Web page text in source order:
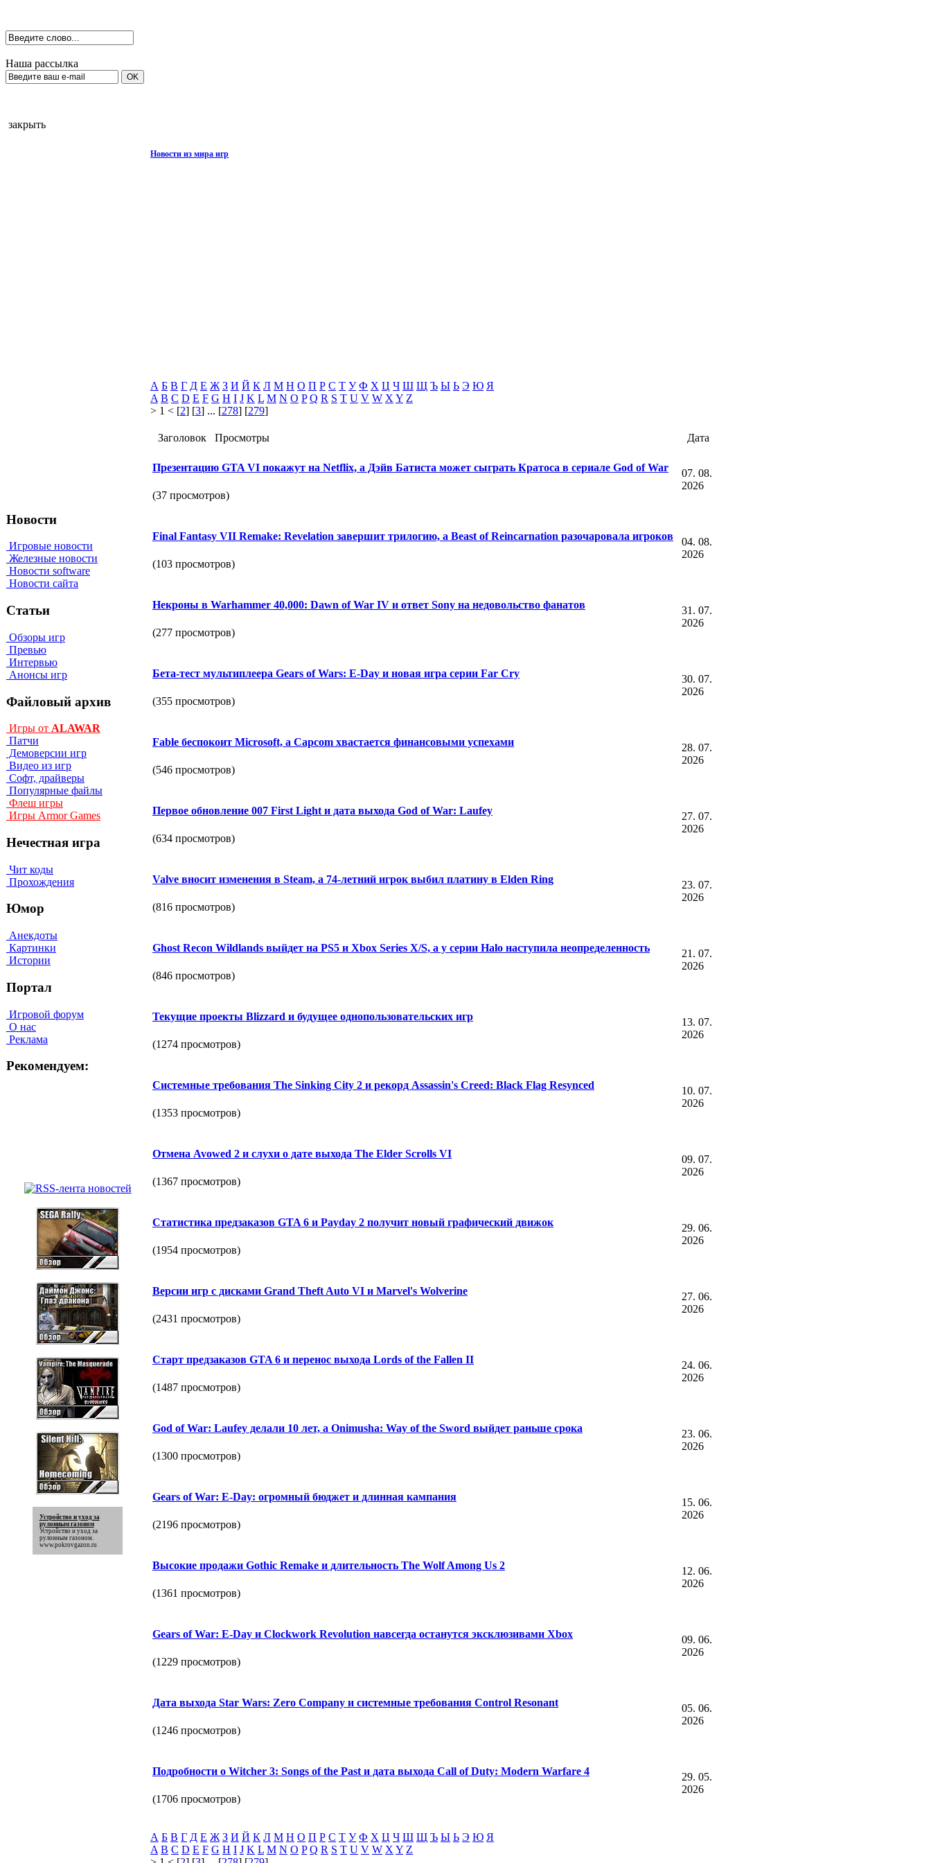
Наша рассылка
закрыть
Новости
Игровые новости
Железные новости
Новости software
Новости сайта
Статьи
Обзоры игр
Превью
Интервью
Анонсы игр
Файловый архив
Игры от ALAWAR
Патчи
Демоверсии игр
Видео из игр
Софт, драйверы
Популярные файлы
Флеш игры
Игры Armor Games
Нечестная игра
Чит коды
Прохождения
Юмор
Анекдоты
Картинки
Истории
Портал
Игровой форум
О нас
Реклама
Рекомендуем:
Устройство и уход за
рулонным газоном
Устройство и уход за
рулонным газоном.
www.pokrovgazon.ru
Новости из мира игр
А Б В Г Д Е Ж З И Й К Л М Н О П Р С Т У Ф Х Ц Ч Ш Щ Ъ Ы Ь Э Ю Я
A B C D E F G H I J K L M N O P Q R S T U V W X Y Z
> 1 < [2] [3] ... [278] [279]
Заголовок Просмотры Дата
Презентацию GTA VI покажут на Netflix, а Дэйв Батиста может сыграть Кратоса в сериале God of War
(37 просмотров)
07. 08.
2026
Final Fantasy VII Remake: Revelation завершит трилогию, а Beast of Reincarnation разочаровала игроков
(103 просмотров)
04. 08.
2026
Некроны в Warhammer 40,000: Dawn of War IV и ответ Sony на недовольство фанатов
(277 просмотров)
31. 07.
2026
Бета-тест мультиплеера Gears of Wars: E-Day и новая игра серии Far Cry
(355 просмотров)
30. 07.
2026
Fable беспокоит Microsoft, а Capcom хвастается финансовыми успехами
(546 просмотров)
28. 07.
2026
Первое обновление 007 First Light и дата выхода God of War: Laufey
(634 просмотров)
27. 07.
2026
Valve вносит изменения в Steam, а 74-летний игрок выбил платину в Elden Ring
(816 просмотров)
23. 07.
2026
Ghost Recon Wildlands выйдет на PS5 и Xbox Series X/S, а у серии Halo наступила неопределенность
(846 просмотров)
21. 07.
2026
Текущие проекты Blizzard и будущее однопользовательских игр
(1274 просмотров)
13. 07.
2026
Системные требования The Sinking City 2 и рекорд Assassin's Creed: Black Flag Resynced
(1353 просмотров)
10. 07.
2026
Отмена Avowed 2 и слухи о дате выхода The Elder Scrolls VI
(1367 просмотров)
09. 07.
2026
Статистика предзаказов GTA 6 и Payday 2 получит новый графический движок
(1954 просмотров)
29. 06.
2026
Версии игр с дисками Grand Theft Auto VI и Marvel's Wolverine
(2431 просмотров)
27. 06.
2026
Старт предзаказов GTA 6 и перенос выхода Lords of the Fallen II
(1487 просмотров)
24. 06.
2026
God of War: Laufey делали 10 лет, а Onimusha: Way of the Sword выйдет раньше срока
(1300 просмотров)
23. 06.
2026
Gears of War: E-Day: огромный бюджет и длинная кампания
(2196 просмотров)
15. 06.
2026
Высокие продажи Gothic Remake и длительность The Wolf Among Us 2
(1361 просмотров)
12. 06.
2026
Gears of War: E-Day и Clockwork Revolution навсегда останутся эксклюзивами Xbox
(1229 просмотров)
09. 06.
2026
Дата выхода Star Wars: Zero Company и системные требования Control Resonant
(1246 просмотров)
05. 06.
2026
Подробности о Witcher 3: Songs of the Past и дата выхода Call of Duty: Modern Warfare 4
(1706 просмотров)
29. 05.
2026
А Б В Г Д Е Ж З И Й К Л М Н О П Р С Т У Ф Х Ц Ч Ш Щ Ъ Ы Ь Э Ю Я
A B C D E F G H I J K L M N O P Q R S T U V W X Y Z